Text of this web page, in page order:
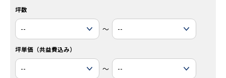
坪数
～
坪単価（共益費込み）
～